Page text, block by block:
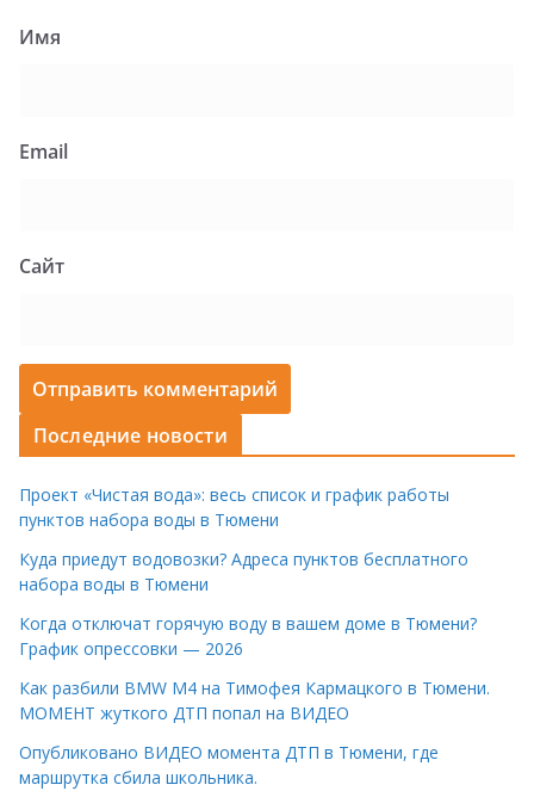
Имя
Email
Сайт
Последние новости
Проект «Чистая вода»: весь список и график работы
пунктов набора воды в Тюмени
Куда приедут водовозки? Адреса пунктов бесплатного
набора воды в Тюмени
Когда отключат горячую воду в вашем доме в Тюмени?
График опрессовки — 2026
Как разбили BMW M4 на Тимофея Кармацкого в Тюмени.
МОМЕНТ жуткого ДТП попал на ВИДЕО
Опубликовано ВИДЕО момента ДТП в Тюмени, где
маршрутка сбила школьника.